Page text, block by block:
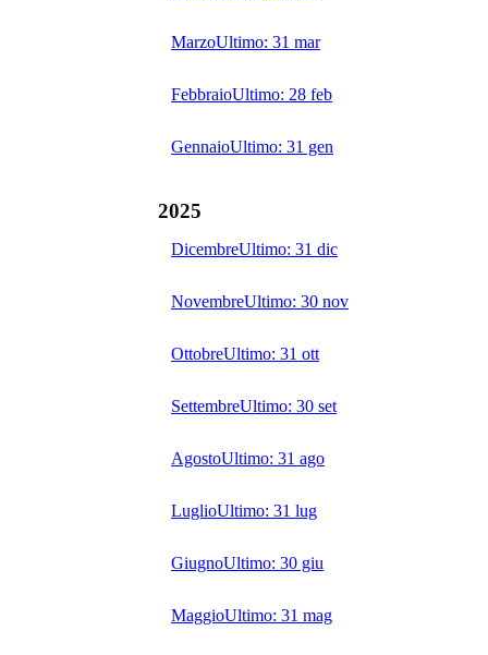
MarzoUltimo: 31 mar
FebbraioUltimo: 28 feb
GennaioUltimo: 31 gen
2025
DicembreUltimo: 31 dic
NovembreUltimo: 30 nov
OttobreUltimo: 31 ott
SettembreUltimo: 30 set
AgostoUltimo: 31 ago
LuglioUltimo: 31 lug
GiugnoUltimo: 30 giu
MaggioUltimo: 31 mag